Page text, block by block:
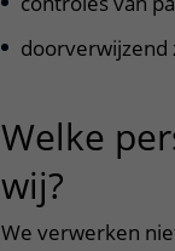
doorverwijzend
Welke
wij?
We verwerken